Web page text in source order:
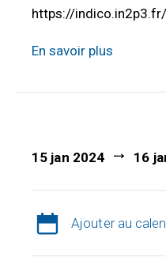
https://
En savoir plus
15 jan 2024 16
Ajouter au